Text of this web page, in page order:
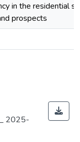
in the residential
prospects
2025-